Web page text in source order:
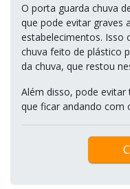
O porta guarda chuva
que pode evitar graves
estabelecimentos. Isso
chuva feito de plástico
da chuva, que restou
Além disso, pode
que ficar andando com